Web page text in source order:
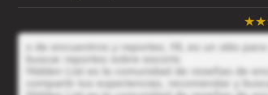
s de encuentros y reportes, HL es un sitio
buscar reportes sobre escorts
Hidden List es la comunidad de reseñas de
compartir tus experiencias, recomendar y